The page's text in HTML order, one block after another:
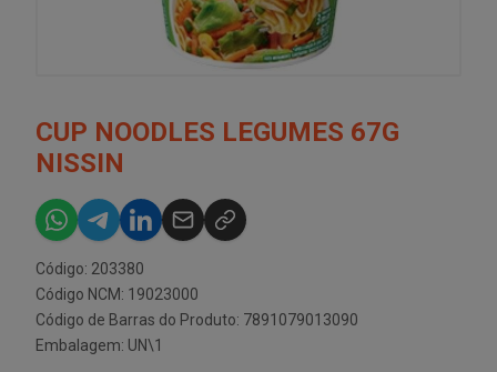
CUP NOODLES LEGUMES 67G
NISSIN
Código: 203380
Código NCM: 19023000
Código de Barras do Produto: 7891079013090
Embalagem: UN\1